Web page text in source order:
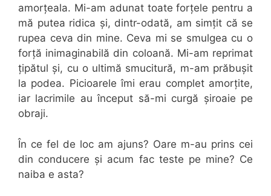
amorțeala. Mi-am adunat toate forțele pentru a
mă putea ridica și, dintr-odată, am simțit că se
rupea ceva din mine. Ceva mi se smulgea cu o
forță inimaginabilă din coloană. Mi-am reprimat
țipătul și, cu o ultimă smucitură, m-am prăbușit
la podea. Picioarele îmi erau complet amorțite,
iar lacrimile au început să-mi curgă șiroaie pe
obraji.
În ce fel de loc am ajuns? Oare m-au prins cei
din conducere și acum fac teste pe mine? Ce
naiba e asta?